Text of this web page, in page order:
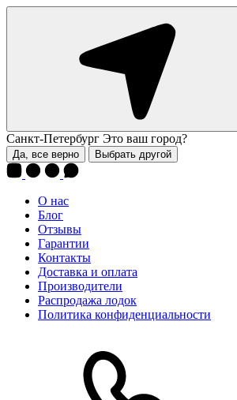
Санкт-Петербург Это ваш город?
Да, все верно Выбрать другой
О нас
Блог
Отзывы
Гарантии
Контакты
Доставка и оплата
Производители
Распродажа лодок
Политика конфиденциальности